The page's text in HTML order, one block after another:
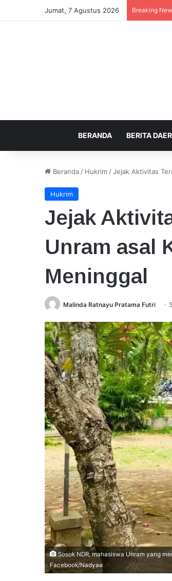
Jumat, 7 Agustus 2026 Breaking
BERANDA BERITA
Beranda / Hukrim /Jejak Aktivitas
Hukrim
Jejak
Unram asal
Meninggal
Malinda Ratnayu Pratama Futri
Sosok NDR, mahasiswa Unram yang
Facebook/Nadyaa